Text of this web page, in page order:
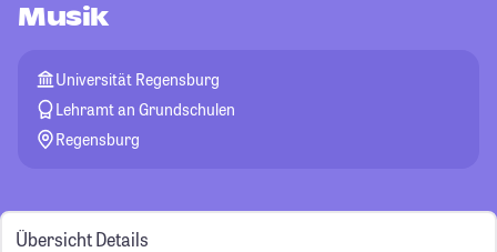
Musik
Universität Regensburg
Lehramt an Grundschulen
Regensburg
Übersicht Details